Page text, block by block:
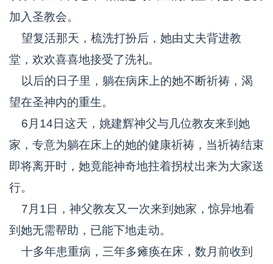
加入圣教会。
望复活那天，梳洗打扮后，她由丈夫背进教
堂，欢欢喜喜地接受了洗礼。
以后的日子里，躺在病床上的她不断祈祷，渴
望在圣神内的重生。
6月14日这天，姚建辉神父与几位教友来到她
家，专意为躺在床上的她的健康祈祷，当祈祷结束
即将离开时，她竟能神奇地拄着拐杖出来为大家送
行。
7月1日，神父教友又一次来到她家，惊异地看
到她无需帮助，已能下地走动。
十多年患重病，三年多瘫痪在床，数月前收到